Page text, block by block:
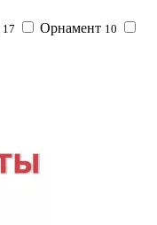
17 Орнамент 10